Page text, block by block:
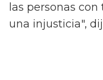
las personas
una injusticia",